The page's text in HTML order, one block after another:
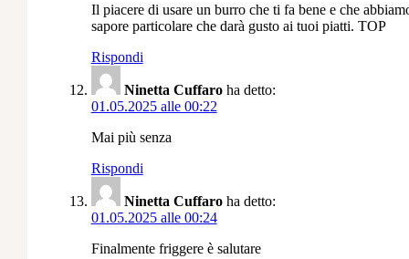
Il piacere di usare un burro che ti fa bene e che
sapore particolare che darà gusto ai tuoi piatti. TOP
Rispondi
Ninetta Cuffaro ha detto:
01.05.2025 alle 00:22
Mai più senza
Rispondi
Ninetta Cuffaro ha detto:
01.05.2025 alle 00:24
Finalmente friggere è salutare